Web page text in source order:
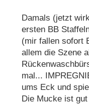
Damals (jetzt
ersten BB
(mir fallen sofort
allem die Szene
mal...
ums Eck und
Die Mucke ist